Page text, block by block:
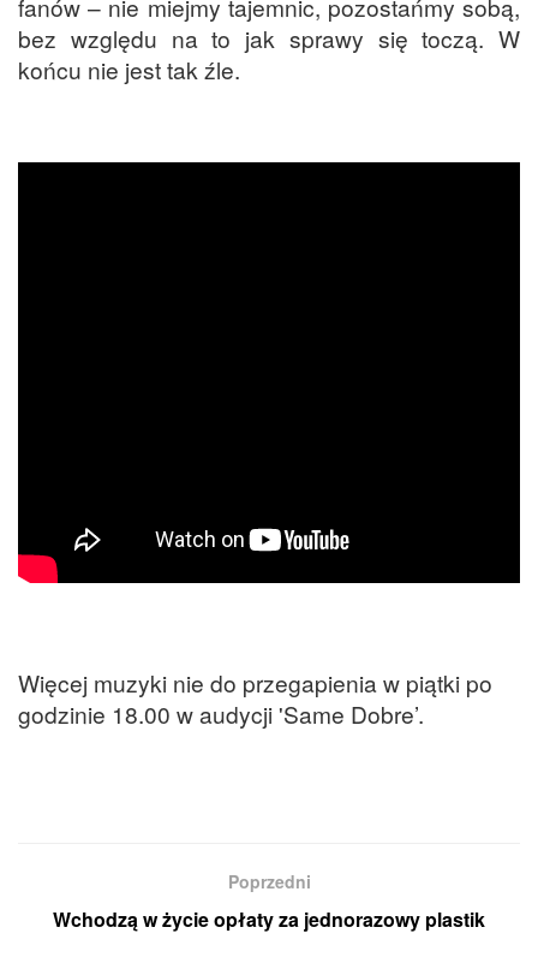
fanów – nie miejmy tajemnic, pozostańmy sobą,
bez względu na to jak sprawy się toczą. W
końcu nie jest tak źle.
Więcej muzyki nie do przegapienia w piątki po
godzinie 18.00 w audycji 'Same Dobre’.
Poprzedni
Wchodzą w życie opłaty za jednorazowy plastik